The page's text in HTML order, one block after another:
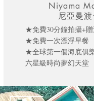
Niyama
尼亞曼
★免費30分鐘拍攝+
★免費一次漂浮早餐
★全球第一個海底俱
六星級時尚夢幻天堂